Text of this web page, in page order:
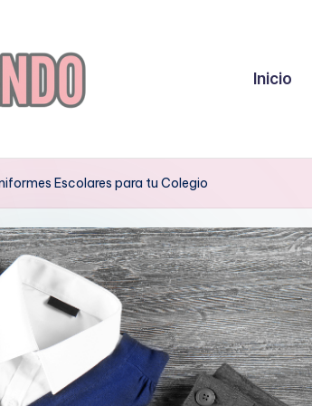
Inicio
Escolares para tu Colegio